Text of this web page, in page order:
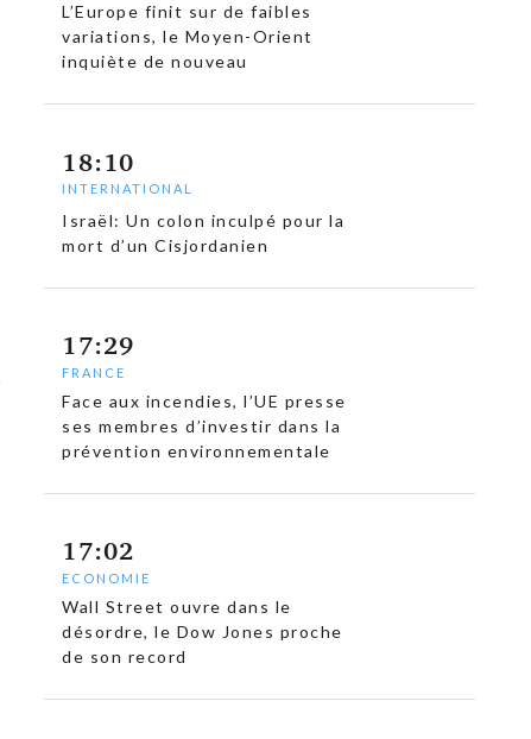
L’Europe finit sur de faibles
variations, le Moyen-Orient
inquiète de nouveau
18:10
INTERNATIONAL
Israël: Un colon inculpé pour la
mort d’un Cisjordanien
17:29
FRANCE
Face aux incendies, l’UE presse
ses membres d’investir dans la
prévention environnementale
17:02
ECONOMIE
Wall Street ouvre dans le
désordre, le Dow Jones proche
de son record